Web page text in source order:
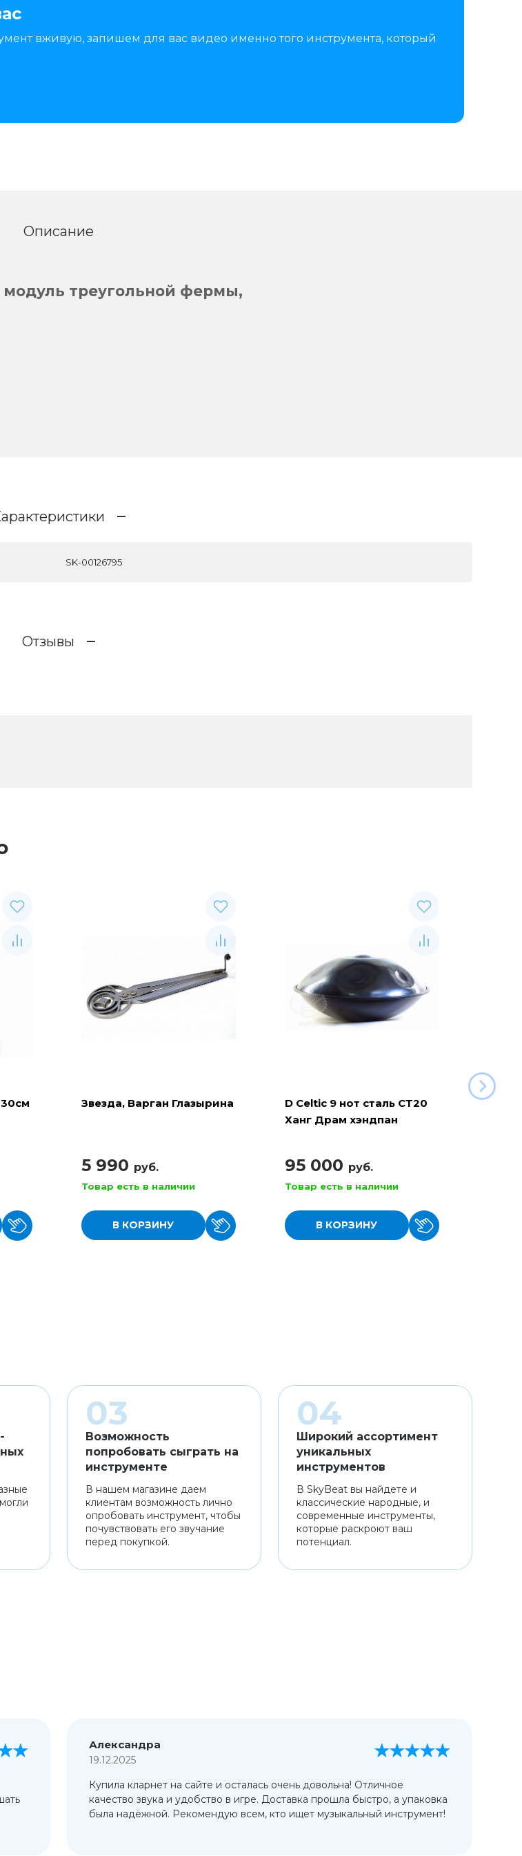
вживую, запишем для вас видео именно того инструмента, который
Описание
модуль треугольной фермы,
SK-00126795
Отзывы
Звезда, Варган Глазырина
5 990 руб.
Товар есть в наличии
В КОРЗИНУ
D Celtic 9 нот сталь СТ20
Ханг Драм хэндпан
95 000 руб.
Товар есть в наличии
В КОРЗИНУ
Баян
Возможность
попробовать сыграть на
инструменте
В нашем магазине даем
клиентам возможность лично
опробовать инструмент, чтобы
почувствовать его звучание
перед покупкой.
Широкий ассортимент
уникальных
инструментов
В SkyBeat вы найдете и
классические народные, и
современные инструменты,
которые раскроют ваш
потенциал.
Александра
19.12.2025
Купила кларнет на сайте и осталась очень довольна! Отличное
качество звука и удобство в игре. Доставка прошла быстро, а упаковка
была надёжной. Рекомендую всем, кто ищет музыкальный инструмент!